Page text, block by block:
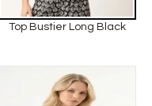
Top Bustier Long Black